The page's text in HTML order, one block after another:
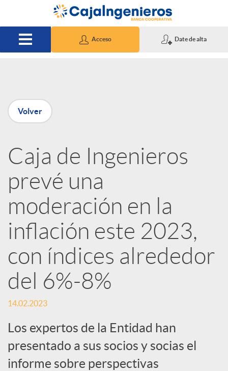
Saltar al contenido principal
Acceso Date de alta
P
u
b
l
i
c
a
d
o
Volver
Caja de Ingenieros
prevé una
moderación en la
inflación este 2023,
con índices alrededor
del 6%-8%
14.02.2023
Los expertos de la Entidad han
presentado a sus socios y socias el
informe sobre perspectivas